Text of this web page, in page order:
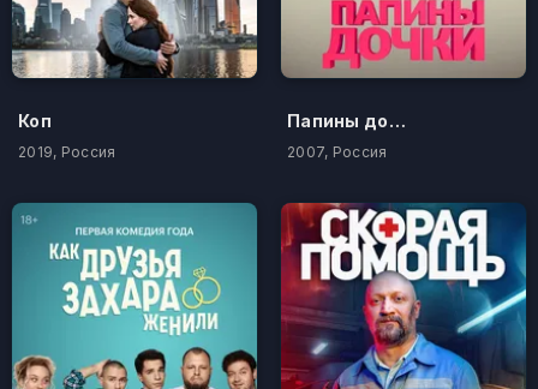
Коп
2019, Россия
Папины дочки
2007, Россия